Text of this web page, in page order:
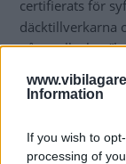
Information
If you wish to
processing of
certifierats för
däcktillverkarna
på att allt sker
För oss
vilseledande. I
för att mäta